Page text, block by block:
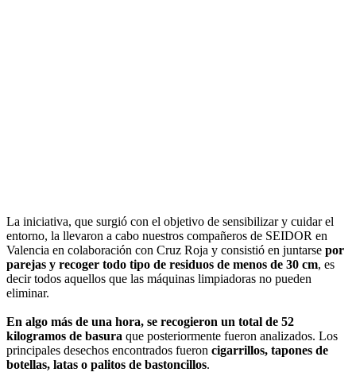
La iniciativa, que surgió con el objetivo de sensibilizar y cuidar el
entorno, la llevaron a cabo nuestros compañeros de SEIDOR en
Valencia en colaboración con Cruz Roja y consistió en juntarse por
parejas y recoger todo tipo de residuos de menos de 30 cm, es
decir todos aquellos que las máquinas limpiadoras no pueden
eliminar.
En algo más de una hora, se recogieron un total de 52
kilogramos de basura que posteriormente fueron analizados. Los
principales desechos encontrados fueron cigarrillos, tapones de
botellas, latas o palitos de bastoncillos.